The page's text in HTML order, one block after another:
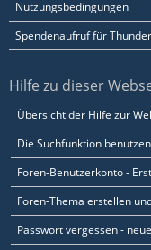
Nutzungsbedingungen
Spendenaufruf für
Hilfe zu dieser
Übersicht der Hilfe zur
Die Suchfunktion benutzen
Foren-Benutzerkonto -
Foren-Thema erstellen
Passwort vergessen -